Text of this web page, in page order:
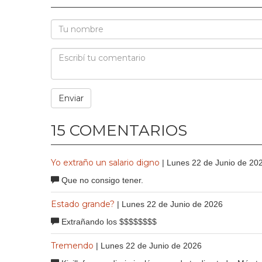
15 COMENTARIOS
Yo extraño un salario digno | Lunes 22 de Junio de
Que no consigo tener.
Estado grande? | Lunes 22 de Junio de 2026
Extrañando los $$$$$$$$
Tremendo | Lunes 22 de Junio de 2026